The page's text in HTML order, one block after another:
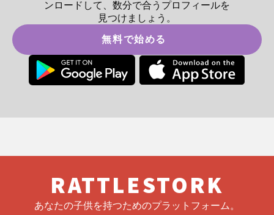
ンロードして、数分で合うプロフィールを
見つけましょう。
無料で始める
RATTLESTORK
あなたの子供を持つためのプラットフォーム。